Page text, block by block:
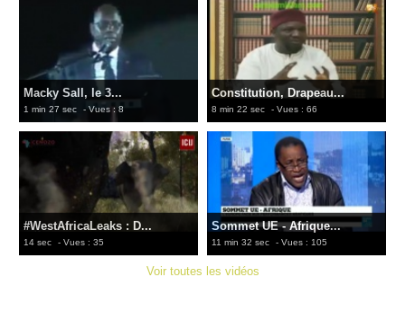
Macky Sall, le 3...
1 min 27 sec - Vues : 8
Constitution, Drapeau...
8 min 22 sec - Vues : 66
#WestAfricaLeaks : D...
14 sec - Vues : 35
Sommet UE - Afrique...
11 min 32 sec - Vues : 105
Voir toutes les vidéos